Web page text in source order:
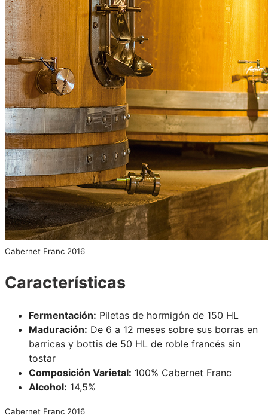
Cabernet Franc 2016
Características
Fermentación: Piletas de hormigón de 150 HL
Maduración: De 6 a 12 meses sobre sus borras en
barricas y bottis de 50 HL de roble francés sin
tostar
Composición Varietal: 100% Cabernet Franc
Alcohol: 14,5%
Cabernet Franc 2016